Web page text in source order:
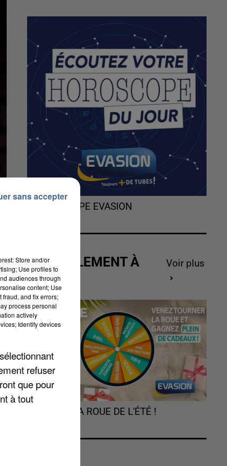
L'HOROSCOPE EVASION
ACTUELLEMENT À
GAGNER
Voir plus
TOURNEZ LA ROUE DE L'ÉTÉ !
Store and/or
Use profiles to
audiences through
content; Use
fraud, and fix errors;
process personal
actively
Identify devices
refuser
que pour
à tout
sans accepter